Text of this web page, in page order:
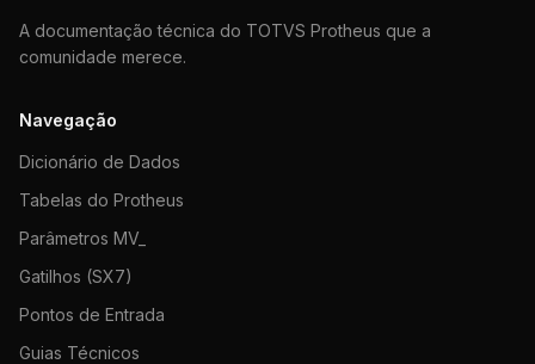
A documentação técnica do TOTVS Protheus que a
comunidade merece.
Navegação
Dicionário de Dados
Tabelas do Protheus
Parâmetros MV_
Gatilhos (SX7)
Pontos de Entrada
Guias Técnicos